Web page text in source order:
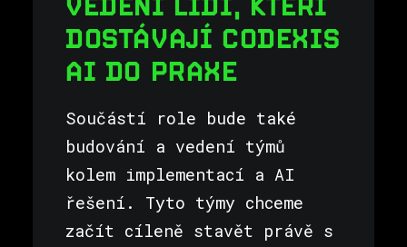
DOSTÁVAJÍ CODEXIS
AI DO PRAXE
Součástí role bude také
budování a vedení týmů
kolem implementací a AI
řešení. Tyto týmy chceme
začít cíleně stavět právě s